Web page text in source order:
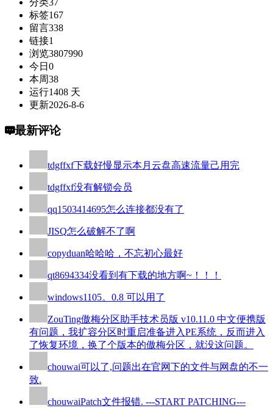
标签167
留言338
链接1
浏览3807990
今日 0
本周38
运行1408 天
更新2026-8-6
最新评论
tdgffxf下载好慢显示本月云盘高速流量己用完
tdgffxf没有解锁会员
qq1503414695怎么连接都没有了
JISQ怎么破解不了啊
copyduan哈哈哈，不忘初心最好
qt8694334没看到有下载的地方啊~！！！
windows1105。0.8 可以用了
ZouTing傲梅分区助手技术员版 v10.11.0 中文便携版
有问题，我扩容分区时重启准备进入PE系统，反而进入
了恢复环境，换了个版本的傲梅分区，就没这问题。
chouwai可以了,问题出在官网下的文件与网盘的不一
致.
chouwaiPatch文件报错. ---START PATCHING---